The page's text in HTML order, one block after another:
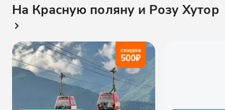
На Красную поляну и Розу Хутор
скидка
500₽